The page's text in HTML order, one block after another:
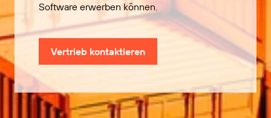
Software erwerben können.
Vertrieb kontaktieren